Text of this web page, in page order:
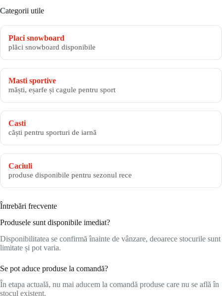
Categorii utile
Placi snowboard
plăci snowboard disponibile
Masti sportive
măști, eșarfe și cagule pentru sport
Casti
căști pentru sporturi de iarnă
Caciuli
produse disponibile pentru sezonul rece
Întrebări frecvente
Produsele sunt disponibile imediat?
Disponibilitatea se confirmă înainte de vânzare, deoarece stocurile sunt
limitate și pot varia.
Se pot aduce produse la comandă?
În etapa actuală, nu mai aducem la comandă produse care nu se află în
stocul existent.